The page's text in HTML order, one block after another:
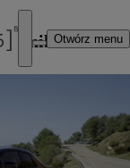
Otwórz menu
2023